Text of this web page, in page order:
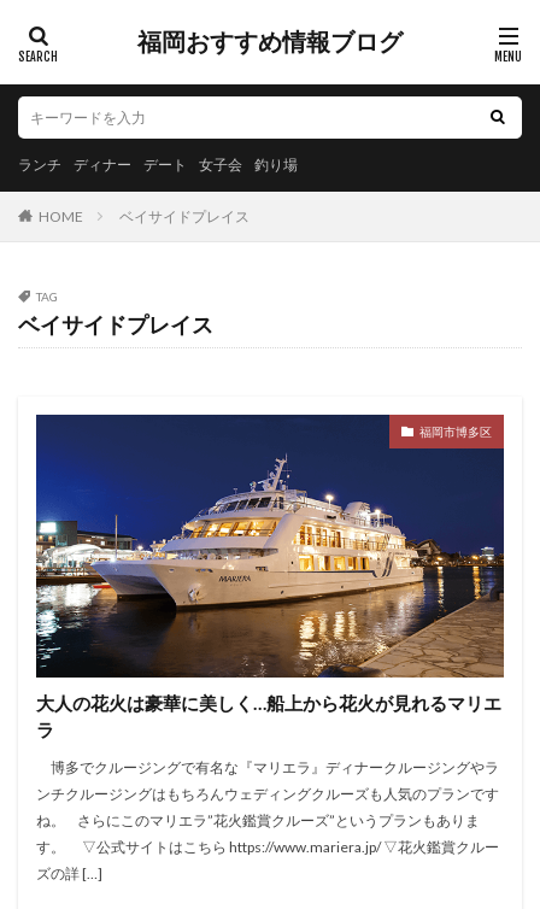
福岡おすすめ情報ブログ
ランチ ディナー デート 女子会 釣り場
HOME ベイサイドプレイス
TAG
ベイサイドプレイス
福岡市博多区
大人の花火は豪華に美しく…船上から花火が見れるマリエ
ラ
博多でクルージングで有名な『マリエラ』ディナークルージングやラ
ンチクルージングはもちろんウェディングクルーズも人気のプランです
ね。 さらにこのマリエラ”花火鑑賞クルーズ”というプランもありま
す。 ▽公式サイトはこちら https://www.mariera.jp/ ▽花火鑑賞クルー
ズの詳 […]